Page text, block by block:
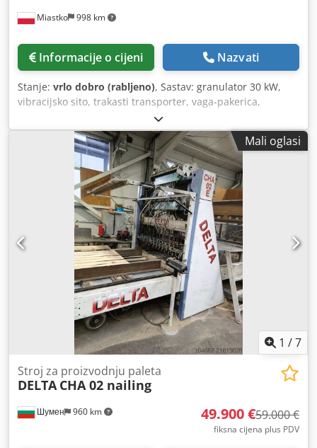
Miastko 998 km
Informacije o cijeni Nazvati
Stanje: vrlo dobro (rabljeno), Sastav: granulator 30 kW,
vibracijsko sito, trakasti transporter, vaga-pakerica,
zavarivačica, nova matrica + 4 valjka. Stanje: idealno.
Dkodezfhwfjpfx Amner
Mali oglasi
1 /7
Шумен 960 km
Stroj za proizvodnju paleta
DELTA CHA 02 nailing
49.900 €59.000 €
fiksna cijena plus PDV